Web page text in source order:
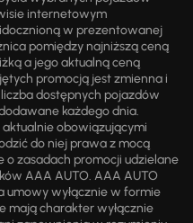
internetowym
w prezentowanej
pomiędzy najniższą ceną
a jego aktualną ceną
promocją jest zmienna i
dostępnych pojazdów
każdego dnia.
aktualnie obowiązującymi
do niej prawa z mocą
o zasadach promocji udzielane
AAA AUTO. AAA AUTO
umowy wyłącznie w formie
mają charakter wyłącznie